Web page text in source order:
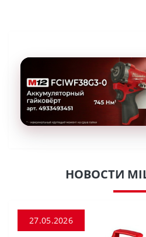
НОВОСТИ
27.05.2026